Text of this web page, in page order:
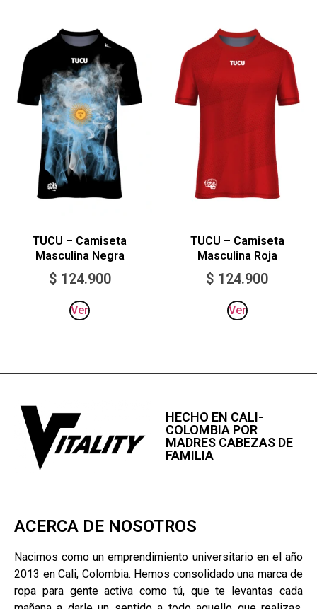
TUCU – Camiseta
Masculina Negra
$ 124.900
Ver
TUCU – Camiseta
Masculina Roja
$ 124.900
Ver
HECHO EN CALI-
COLOMBIA POR
MADRES CABEZAS DE
FAMILIA
ACERCA DE NOSOTROS
Nacimos como un emprendimiento universitario en el año
2013 en Cali, Colombia. Hemos consolidado una marca de
ropa para gente activa como tú, que te levantas cada